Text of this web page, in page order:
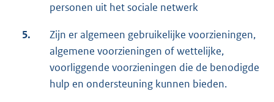
personen uit het sociale netwerk
5.
Zijn er algemeen gebruikelijke voorzieningen,
algemene voorzieningen of wettelijke,
voorliggende voorzieningen die de benodigde
hulp en ondersteuning kunnen bieden.